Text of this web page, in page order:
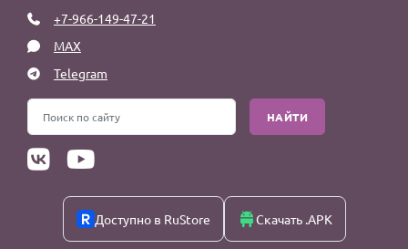
+7-966-149-47-21
MAX
Telegram
НАЙТИ
Доступно в RuStore Скачать .APK